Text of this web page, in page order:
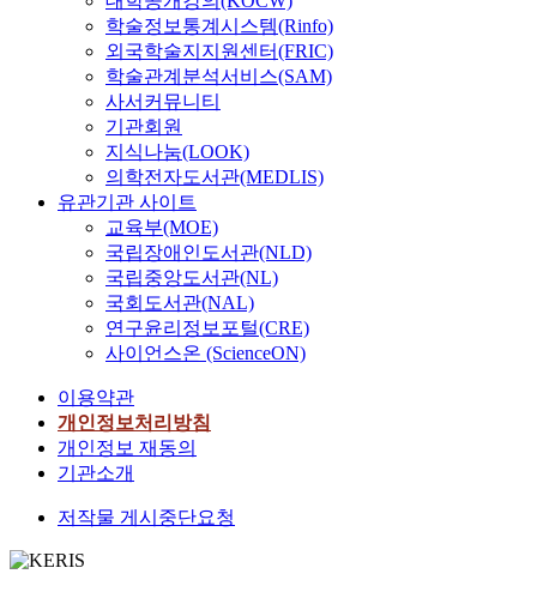
학술정보통계시스템(Rinfo)
외국학술지지원센터(FRIC)
학술관계분석서비스(SAM)
사서커뮤니티
기관회원
지식나눔(LOOK)
의학전자도서관(MEDLIS)
유관기관 사이트
교육부(MOE)
국립장애인도서관(NLD)
국립중앙도서관(NL)
국회도서관(NAL)
연구윤리정보포털(CRE)
사이언스온 (ScienceON)
이용약관
개인정보처리방침
개인정보 재동의
기관소개
저작물 게시중단요청